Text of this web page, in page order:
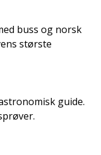
buss og norsk
største
guide.